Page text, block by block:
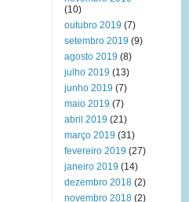
(10)
outubro 2019 (7)
setembro 2019 (9)
agosto 2019 (8)
julho 2019 (13)
junho 2019 (7)
maio 2019 (7)
abril 2019 (21)
março 2019 (31)
fevereiro 2019 (27)
janeiro 2019 (14)
dezembro 2018 (2)
novembro 2018 (2)